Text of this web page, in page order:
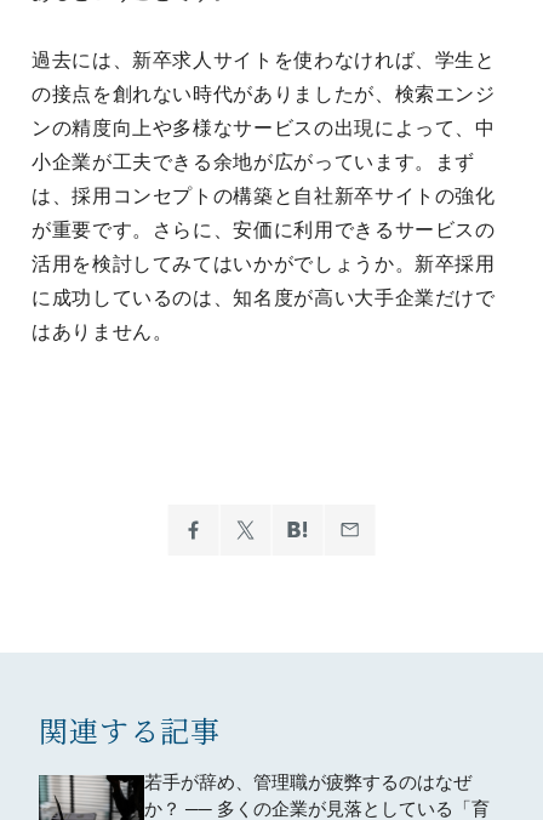
過去には、新卒求人サイトを使わなければ、学生と
の接点を創れない時代がありましたが、検索エンジ
ンの精度向上や多様なサービスの出現によって、中
小企業が工夫できる余地が広がっています。まず
は、採用コンセプトの構築と自社新卒サイトの強化
が重要です。さらに、安価に利用できるサービスの
活用を検討してみてはいかがでしょうか。新卒採用
に成功しているのは、知名度が高い大手企業だけで
はありません。
関連する記事
若手が辞め、管理職が疲弊するのはなぜ
か？ ── 多くの企業が見落としている「育